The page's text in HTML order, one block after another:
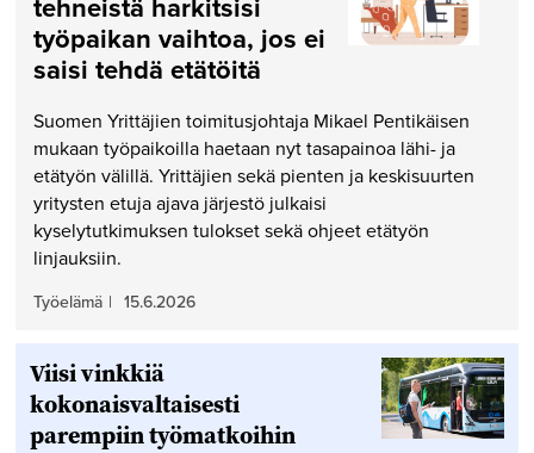
tehneistä harkitsisi
työpaikan vaihtoa, jos ei
saisi tehdä etätöitä
Suomen Yrittäjien toimitusjohtaja Mikael Pentikäisen
mukaan työpaikoilla haetaan nyt tasapainoa lähi- ja
etätyön välillä. Yrittäjien sekä pienten ja keskisuurten
yritysten etuja ajava järjestö julkaisi
kyselytutkimuksen tulokset sekä ohjeet etätyön
linjauksiin.
Työelämä | 15.6.2026
Viisi vinkkiä
kokonaisvaltaisesti
parempiin työmatkoihin